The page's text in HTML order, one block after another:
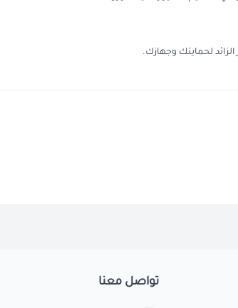
الزائد لحمايتك وجهازك.
تواصل معنا